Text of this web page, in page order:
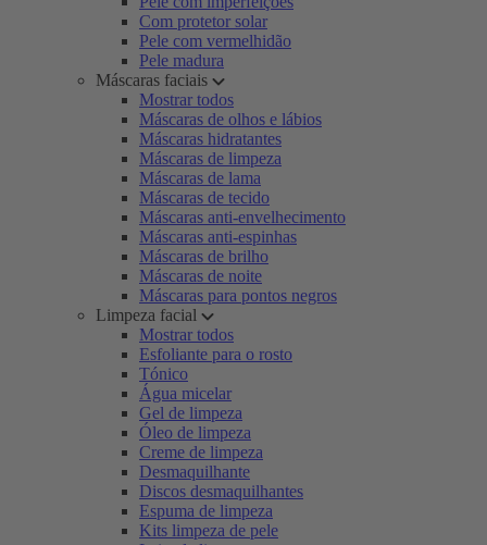
Com protetor solar
Pele com vermelhidão
Pele madura
Máscaras faciais
Mostrar todos
Máscaras de olhos e lábios
Máscaras hidratantes
Máscaras de limpeza
Máscaras de lama
Máscaras de tecido
Máscaras anti-envelhecimento
Máscaras anti-espinhas
Máscaras de brilho
Máscaras de noite
Máscaras para pontos negros
Limpeza facial
Mostrar todos
Esfoliante para o rosto
Tónico
Água micelar
Gel de limpeza
Óleo de limpeza
Creme de limpeza
Desmaquilhante
Discos desmaquilhantes
Espuma de limpeza
Kits limpeza de pele